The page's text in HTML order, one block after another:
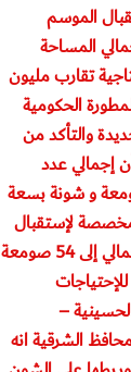
الموسم
المساحة
محافظة الشرقية 381 ألف و 492 فدان بإنتاجية تقارب مليون
الحكومية
والتأكد من
إجمالي عدد
الحكومية والمخصصة لإستقبال القمح لهذا العام 37 صومعة و شونة بسعة
و المخصصة لإستقبال
القمح لهذا العام 17 صومعة و شونة بسعة تخزينية 171 ألف و199 طن ليصل الإجمالي إلى 54 صومعة
612 ألف و 308 طن تكفي للإحتياجات
بمراكز “الحسينية –
بسعة تخزينية 62 ألف و 673 طن. وأكد محافظ الشرقية انه